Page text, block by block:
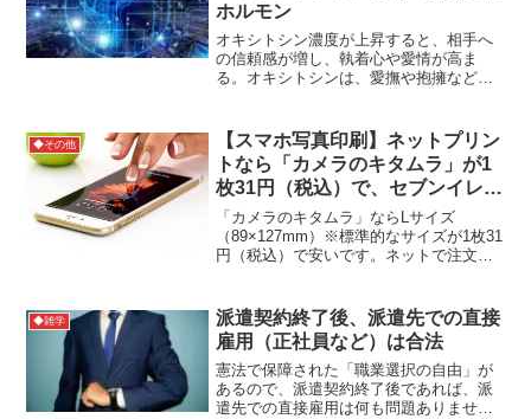
ホルモン
オキシトシン濃度が上昇すると、相手へ
の信頼感が増し、執着心や愛情が高ま
る。オキシトシンは、愛撫や抱擁など皮
◆その他
【スマホ写真印刷】ネットプリン
トなら「カメラのキタムラ」が1
枚31円（税込）で、セブンイレブ
ンの40円より安い
「カメラのキタムラ」ならLサイズ
（89×127mm）※標準的なサイズが1枚31
円（税込）で安いです。ネットで注文し
た。印刷は↓のリンクからできます。【カ
メラのキタムラ ...
◆雑学
派遣契約終了後、派遣先での直接
雇用（正社員など）は合法
憲法で保障された「職業選択の自由」が
あるので、派遣契約終了後であれば、派
遣先での直接雇用は何も問題ありませ